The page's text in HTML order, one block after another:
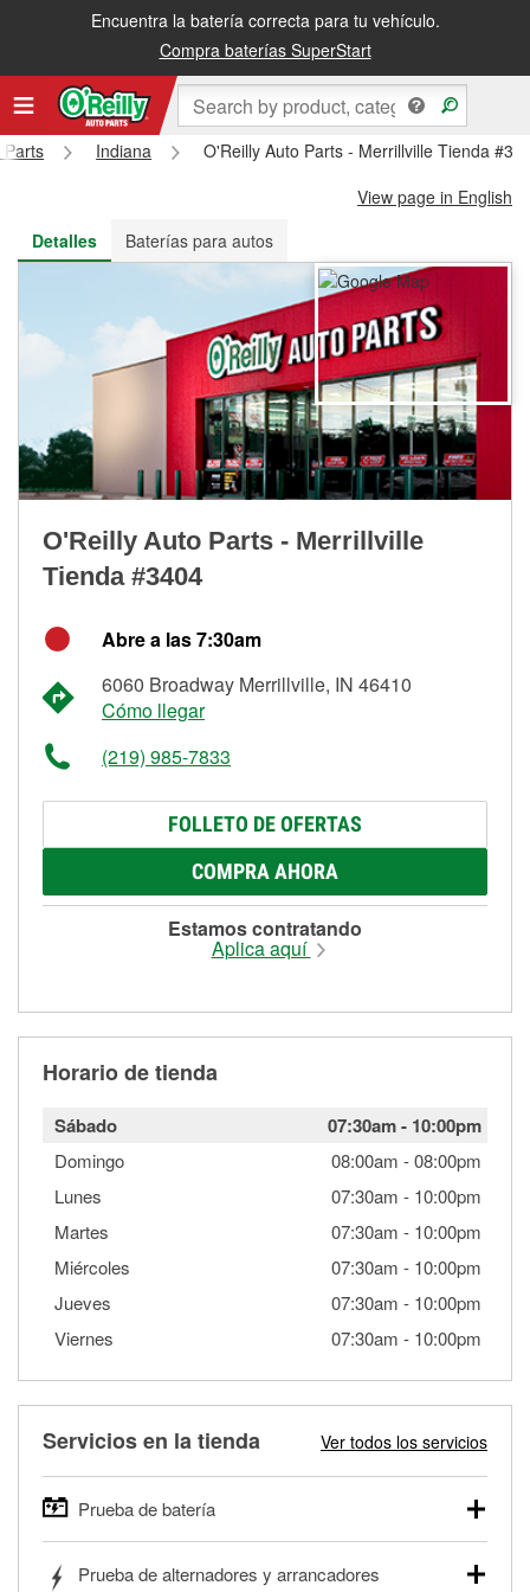
Encuentra la batería correcta para tu vehículo.
Compra baterías SuperStart
Recibe tu orden gratis al día siguiente o recógela en la tienda
Parts Indiana
O'Reilly Auto Parts - Merrillville Tienda
View page in English
Detalles
Baterías para autos
O'Reilly Auto Parts - Merrillville
Tienda #3404
Abre a las 7:30am
6060 Broadway Merrillville, IN 46410
Cómo llegar
(219) 985-7833
FOLLETO DE OFERTAS
COMPRA AHORA
Estamos contratando
Aplica aquí
Horario de tienda
Sábado 07:30am- 10:00pm
Domingo 08:00am -08:00pm
Lunes
07:30am - 10:00pm
Martes
07:30am - 10:00pm
Miércoles
07:30am - 10:00pm
Jueves
07:30am - 10:00pm
Viernes
07:30am - 10:00pm
Servicios en la tienda Ver todos los servicios
Prueba de batería
autos, camionetas, SUVs, vehículos comerciales y
Prueba de alternadores y arrancadores